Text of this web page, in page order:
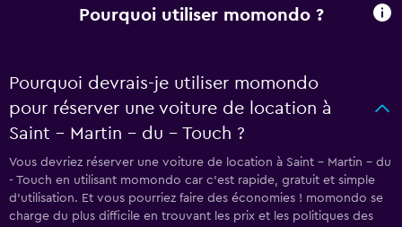
Pourquoi utiliser momondo ?
Pourquoi devrais-je utiliser momondo
pour réserver une voiture de location à
Saint - Martin - du - Touch ?
Vous devriez réserver une voiture de location à Saint - Martin - du
- Touch en utilisant momondo car c'est rapide, gratuit et simple
d'utilisation. Et vous pourriez faire des économies ! momondo se
charge du plus difficile en trouvant les prix et les politiques des